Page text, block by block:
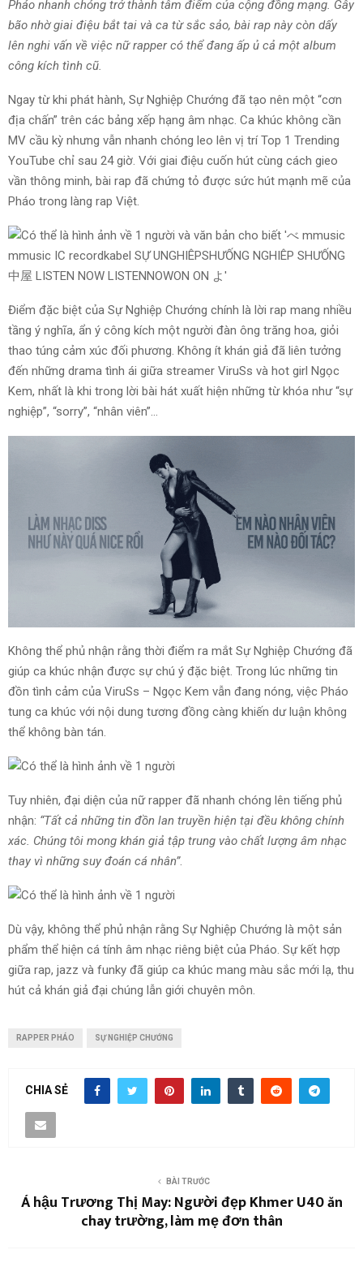
Pháo nhanh chóng trở thành tâm điểm của cộng đồng mạng. Gây
bão nhờ giai điệu bắt tai và ca từ sắc sảo, bài rap này còn dấy
lên nghi vấn về việc nữ rapper có thể đang ấp ủ cả một album
công kích tình cũ.
Ngay từ khi phát hành, Sự Nghiệp Chướng đã tạo nên một “cơn
địa chấn” trên các bảng xếp hạng âm nhạc. Ca khúc không cần
MV cầu kỳ nhưng vẫn nhanh chóng leo lên vị trí Top 1 Trending
YouTube chỉ sau 24 giờ. Với giai điệu cuốn hút cùng cách gieo
vần thông minh, bài rap đã chứng tỏ được sức hút mạnh mẽ của
Pháo trong làng rap Việt.
Điểm đặc biệt của Sự Nghiệp Chướng chính là lời rap mang nhiều
tầng ý nghĩa, ẩn ý công kích một người đàn ông trăng hoa, giỏi
thao túng cảm xúc đối phương. Không ít khán giả đã liên tưởng
đến những drama tình ái giữa streamer ViruSs và hot girl Ngọc
Kem, nhất là khi trong lời bài hát xuất hiện những từ khóa như “sự
nghiệp”, “sorry”, “nhân viên”…
Không thể phủ nhận rằng thời điểm ra mắt Sự Nghiệp Chướng đã
giúp ca khúc nhận được sự chú ý đặc biệt. Trong lúc những tin
đồn tình cảm của ViruSs – Ngọc Kem vẫn đang nóng, việc Pháo
tung ca khúc với nội dung tương đồng càng khiến dư luận không
thể không bàn tán.
Tuy nhiên, đại diện của nữ rapper đã nhanh chóng lên tiếng phủ
nhận: “Tất cả những tin đồn lan truyền hiện tại đều không chính
xác. Chúng tôi mong khán giả tập trung vào chất lượng âm nhạc
thay vì những suy đoán cá nhân”.
Dù vậy, không thể phủ nhận rằng Sự Nghiệp Chướng là một sản
phẩm thể hiện cá tính âm nhạc riêng biệt của Pháo. Sự kết hợp
giữa rap, jazz và funky đã giúp ca khúc mang màu sắc mới lạ, thu
hút cả khán giả đại chúng lẫn giới chuyên môn.
RAPPER PHÁO SỰ NGHIỆP CHƯỚNG
CHIA SẺ
BÀI TRƯỚC
Á hậu Trương Thị May: Người đẹp Khmer U40 ăn
chay trường, làm mẹ đơn thân